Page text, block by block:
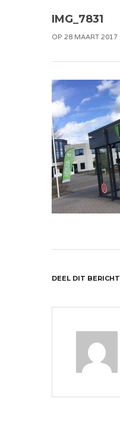
IMG_7831
OP 28 MAART 2017
DEEL DIT BERICHT